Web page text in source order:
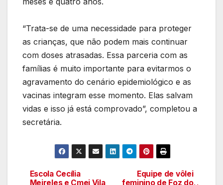
“Trata-se de uma necessidade para proteger
as crianças, que não podem mais continuar
com doses atrasadas. Essa parceria com as
famílias é muito importante para evitarmos o
agravamento do cenário epidemiológico e as
vacinas integram esse momento. Elas salvam
vidas e isso já está comprovado”, completou a
secretária.
Navegação
Equipe de vôlei
feminino de Foz do
Escola Cecília
Meireles e Cmei Vila